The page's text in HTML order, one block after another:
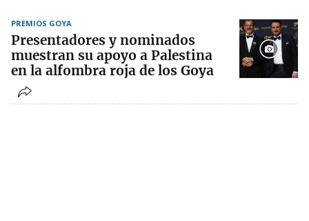
PREMIOS GOYA
Presentadores y nominados
muestran su apoyo a Palestina
en la alfombra roja de los Goya